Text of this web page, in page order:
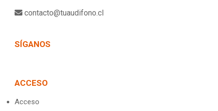
contacto@tuaudifono.cl
SÍGANOS
ACCESO
Acceso